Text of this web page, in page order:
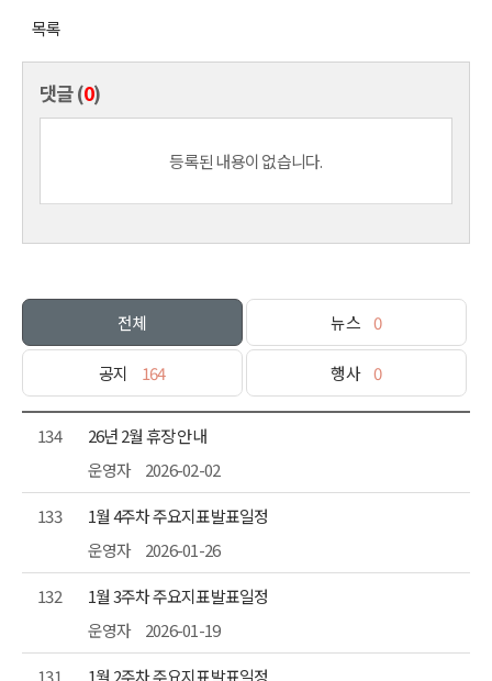
목록
댓글 (0)
등록된 내용이 없습니다.
전체 뉴스 0
공지 164 행사 0
134
26년 2월 휴장 안내
운영자
2026-02-02
133
1월 4주차 주요지표발표일정
운영자
2026-01-26
132
1월 3주차 주요지표발표일정
운영자
2026-01-19
131
1월 2주차 주요지표발표일정